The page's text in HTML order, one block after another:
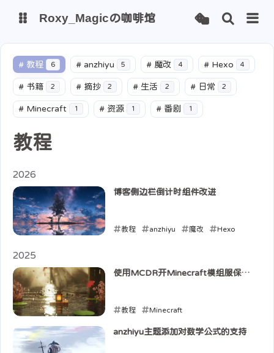
博客 网站监测
Roxy_Magicの咖啡馆
# 教程 6 # anzhiyu 5 # 魔改 4 # Hexo 4
# 书籍 2 # 摘抄 2 # 生活 2 # 日常 2
# Minecraft 1 # 资源 1 # 番剧 1
教程
2026
博客侧边栏倒计时组件改进
教程 anzhiyu 魔改 Hexo
2025
使用MCDR开Minecraft模组服保姆
教程 Minecraft
2025-07-31
anzhiyu主题添加对数学公式的支持